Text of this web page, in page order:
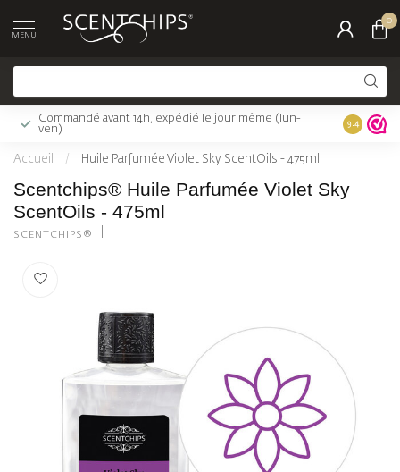
MENU
0
Commandé avant 14h, expédié le jour même (lun-
ven)
Livraison
9.4
Accueil / Huile Parfumée Violet Sky ScentOils - 475ml
Scentchips® Huile Parfumée Violet Sky
ScentOils - 475ml
SCENTCHIPS®